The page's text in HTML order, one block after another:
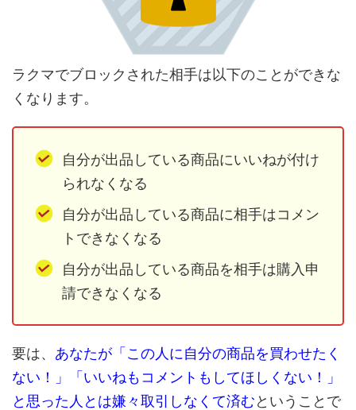
ラクマでブロックされた相手は以下のことができな
くなります。
自分が出品している商品にいいねが付け
られなくなる
自分が出品している商品に相手はコメン
トできなくなる
自分が出品している商品を相手は購入申
請できなくなる
要は、 あなたが「この人に自分の商品を買わせたく
ない！」「いいねもコメントもしてほしくない！」
と思った人とは嫌々取引しなくて済むということで